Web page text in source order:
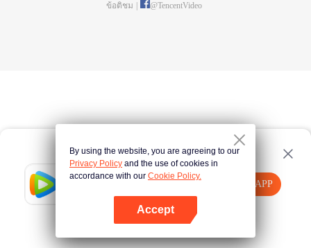
Tencent Video
เปิด APP
คลิกที่นี่ ลองใหม่อีกครั้ง
ข้อติชม
@TencentVideo
By using the website, you are agreeing to our
Privacy Policy and the use of cookies in
accordance with our Cookie Policy.
Accept